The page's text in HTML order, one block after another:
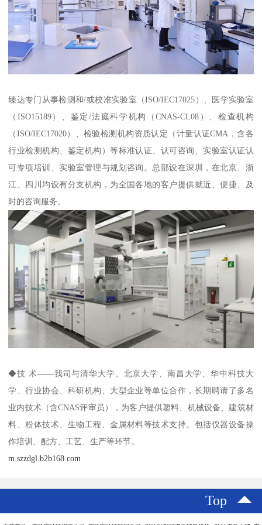
臻达专门从事检测和/或校准实验室（ISO/IEC17025）、医学实验室
（ISO15189）、鉴定/法庭科学机构（CNAS-CL08）、检查机构
（ISO/IEC17020）、检验检测机构资质认定（计量认证CMA，含各
行业检测机构、鉴定机构）等标准认证、认可咨询、实验室认证认
可专项培训、实验室管理与规划咨询。总部设在深圳，在北京、浙
江、四川均设有分支机构，为全国各地的客户提供就近、便捷、及
时的咨询服务。
◆技 术——我司与清华大学、北京大学、南昌大学、华中科技大
学、行业协会、科研机构、大型企业等单位合作，长期聘请了多名
业内技术（含CNAS评审员），为客户提供塑料、机械设备、建筑材
料、粉体技术、生物工程、金属材料等技术支持。包括仪器设备操
作培训、配方、工艺、生产等环节。
m.szzdgl.b2b168.com
Top